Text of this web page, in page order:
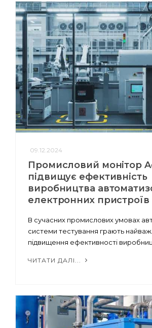
09.12.2024
Промисловий монітор
підвищує ефективність
виробництва
електронних пристроїв
В сучасних промислових умовах
системи тестування грають
підвищення ефективності
ЧИТАТИ ДАЛІ...